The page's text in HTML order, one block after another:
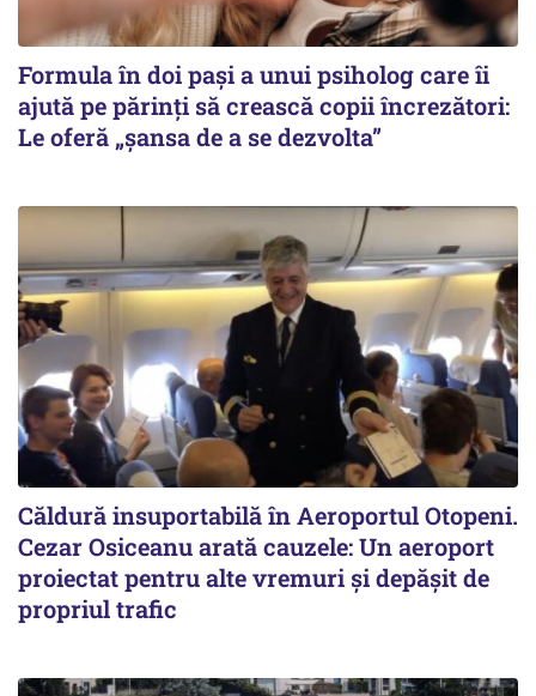
Formula în doi pași a unui psiholog care îi
ajută pe părinți să crească copii încrezători:
Le oferă „șansa de a se dezvolta”
Căldură insuportabilă în Aeroportul Otopeni.
Cezar Osiceanu arată cauzele: Un aeroport
proiectat pentru alte vremuri și depășit de
propriul trafic